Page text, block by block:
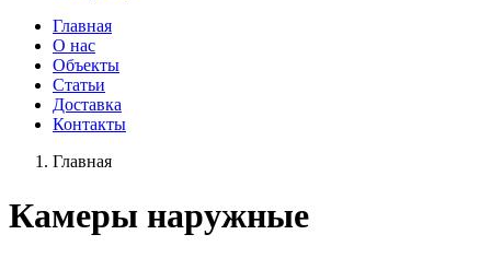
Главная
О нас
Объекты
Статьи
Доставка
Контакты
Главная
Камеры наружные